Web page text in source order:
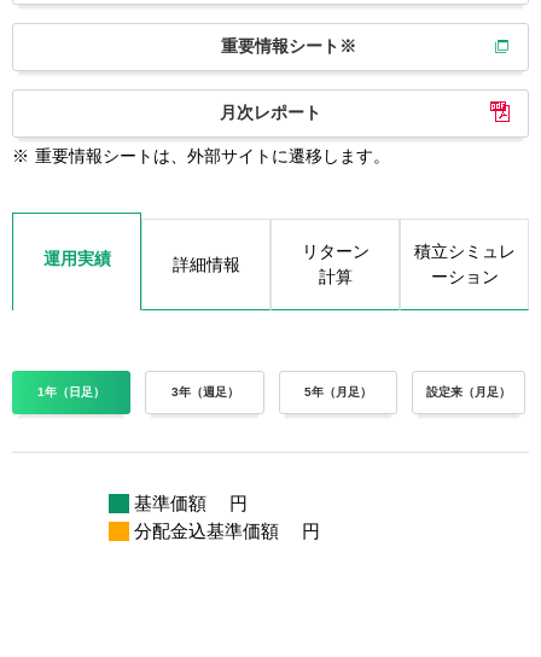
重要情報シート※
月次レポート
※ 重要情報シートは、外部サイトに遷移します。
運用実績 詳細情報
リターン
計算
積立シミュレ
ーション
1年（日足） 3年（週足） 5年（月足） 設定来（月足）
基準価額
円
分配金込基準価額
円